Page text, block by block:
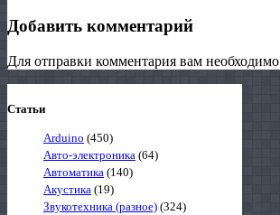
Добавить комментарий
Для отправки комментария вам необходимо
Статьи
Arduino (450)
Авто-электроника (64)
Автоматика (140)
Акустика (19)
Звукотехника (разное) (324)